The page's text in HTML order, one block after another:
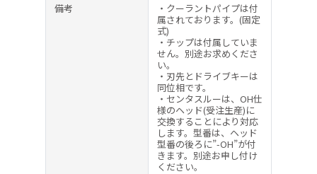
備考
・クーラントパイプは付
属されております。(固定
式)
・チップは付属していま
せん。別途お求めくださ
い。
・刃先とドライブキーは
同位相です。
・センタスルーは、OH仕
様のヘッド(受注生産)に
交換することにより対応
します。型番は、ヘッド
型番の後ろに”-OH”が付
きます。別途お申し付け
ください。